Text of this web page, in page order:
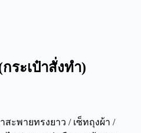
ระเป๋าสั่งทำ)
สะพายทรงยาว / เซ็ทถุงผ้า /